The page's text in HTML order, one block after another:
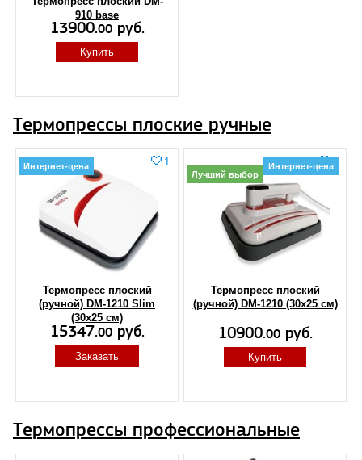
910 base
13900.00руб.
Купить
Термопрессы плоские ручные
Термопресс плоский
(ручной) DM-1210 Slim
(30x25 см)
1
Интернет-цена
15347.00руб.
Заказать
Термопресс плоский
(ручной) DM-1210 (30x25 см)
5
Лучший выбор
Интернет-цена
10900.00руб.
Купить
Термопрессы профессиональные